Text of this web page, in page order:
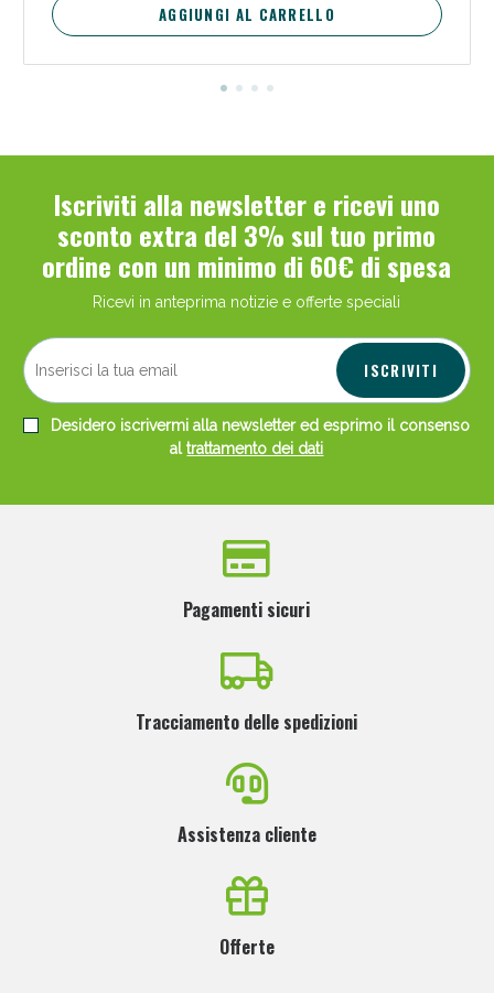
AGGIUNGI AL CARRELLO
Iscriviti alla newsletter e ricevi uno
sconto extra del 3% sul tuo primo
ordine con un minimo di 60€ di spesa
Ricevi in anteprima notizie e offerte speciali
ISCRIVITI
Desidero iscrivermi alla newsletter ed esprimo il consenso
altrattamento dei dati
Pagamenti sicuri
Tracciamento delle spedizioni
Assistenza cliente
Offerte